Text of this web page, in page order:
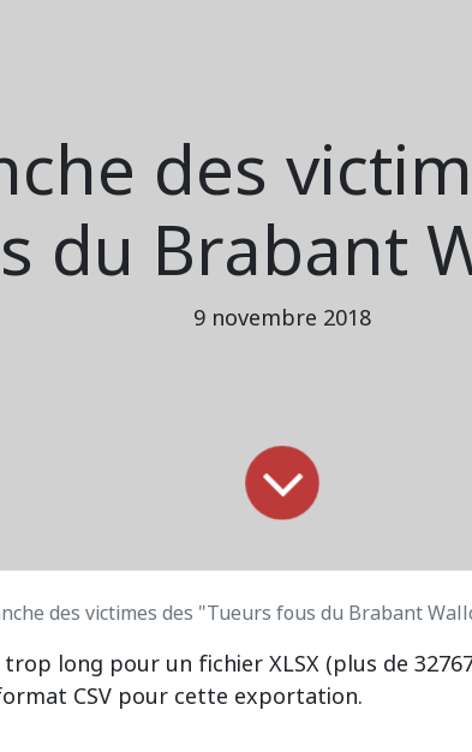
des
du Brabant
9 novembre 2018
des victimes des "Tueurs fous du Brabant
long pour un fichier XLSX (plus de
CSV pour cette exportation.